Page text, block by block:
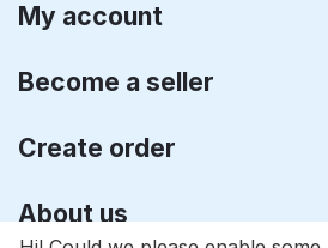
My account
Become a seller
Create order
About us